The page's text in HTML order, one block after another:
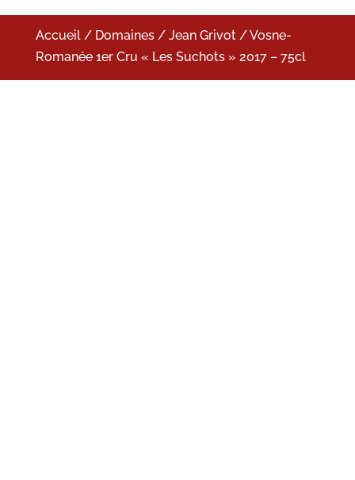
Accueil/ Domaines/ Jean Grivot/ Vosne-
Romanée 1er Cru « Les Suchots » 2017 – 75cl